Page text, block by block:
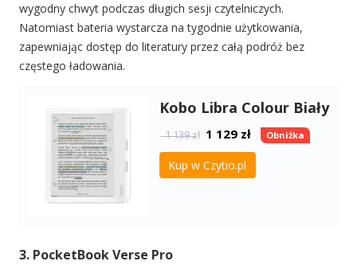
wygodny chwyt podczas długich sesji czytelniczych.
Natomiast bateria wystarcza na tygodnie użytkowania,
zapewniając dostęp do literatury przez całą podróż bez
częstego ładowania.
Kobo Libra Colour Biały
1 139 zł 1 129zł Obniżka
Kup w Czytio.pl
3. PocketBook Verse Pro